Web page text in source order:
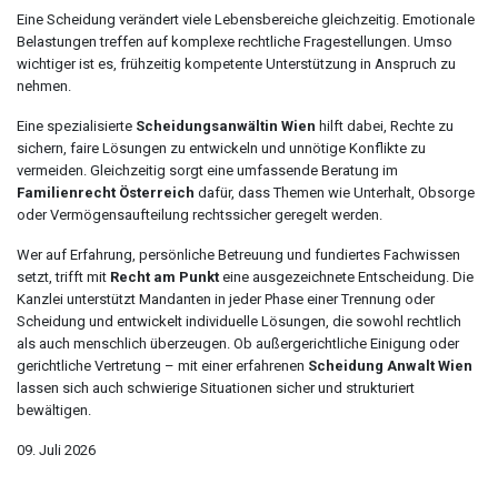
Eine Scheidung verändert viele Lebensbereiche gleichzeitig. Emotionale
Belastungen treffen auf komplexe rechtliche Fragestellungen. Umso
wichtiger ist es, frühzeitig kompetente Unterstützung in Anspruch zu
nehmen.
Eine spezialisierte Scheidungsanwältin Wien hilft dabei, Rechte zu
sichern, faire Lösungen zu entwickeln und unnötige Konflikte zu
vermeiden. Gleichzeitig sorgt eine umfassende Beratung im
Familienrecht Österreich dafür, dass Themen wie Unterhalt, Obsorge
oder Vermögensaufteilung rechtssicher geregelt werden.
Wer auf Erfahrung, persönliche Betreuung und fundiertes Fachwissen
setzt, trifft mit Recht am Punkt eine ausgezeichnete Entscheidung. Die
Kanzlei unterstützt Mandanten in jeder Phase einer Trennung oder
Scheidung und entwickelt individuelle Lösungen, die sowohl rechtlich
als auch menschlich überzeugen. Ob außergerichtliche Einigung oder
gerichtliche Vertretung – mit einer erfahrenen Scheidung Anwalt Wien
lassen sich auch schwierige Situationen sicher und strukturiert
bewältigen.
09. Juli 2026